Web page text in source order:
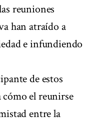
reuniones
han atraído a
e infundiendo
de estos
el reunirse
entre la